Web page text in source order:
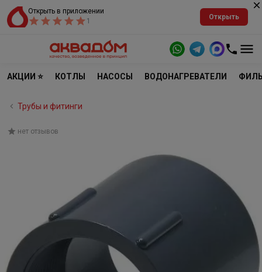
Открыть в приложении
1
Открыть
АКЦИИ ⭐ КОТЛЫ НАСОСЫ ВОДОНАГРЕВАТЕЛИ
Трубы и фитинги
нет отзывов